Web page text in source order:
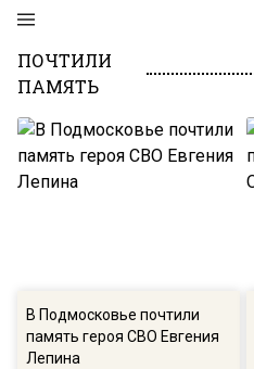
ПОЧТИЛИ
ПАМЯТЬ
В Подмосковье почтили
память героя СВО Евгения
Лепина